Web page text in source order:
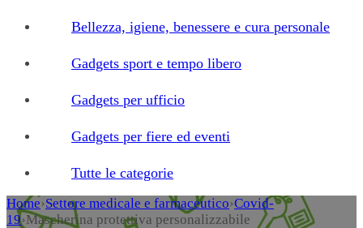
Bellezza, igiene, benessere e cura personale
Gadgets sport e tempo libero
Gadgets per ufficio
Gadgets per fiere ed eventi
Tutte le categorie
Home›Settore medicale e farmaceutico›Covid-
19›Mascherina protettiva personalizzabile